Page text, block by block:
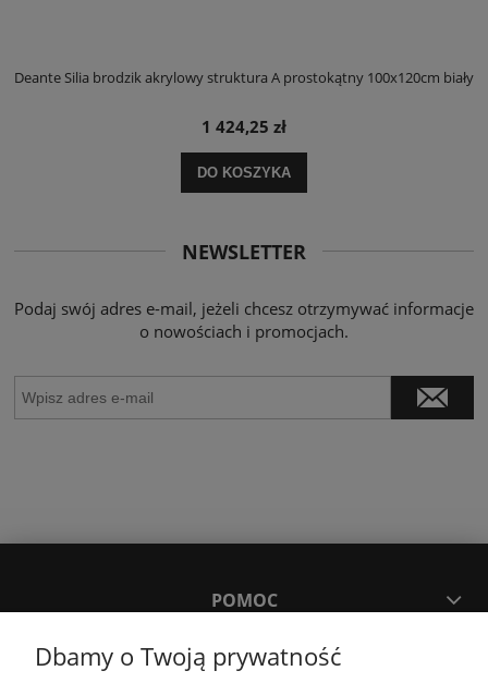
Deante Silia brodzik akrylowy struktura A prostokątny 100x120cm biały
1 424,25 zł
DO KOSZYKA
NEWSLETTER
Podaj swój adres e-mail, jeżeli chcesz otrzymywać informacje
o nowościach i promocjach.
POMOC
MOJE KONTO
Dbamy o Twoją prywatność